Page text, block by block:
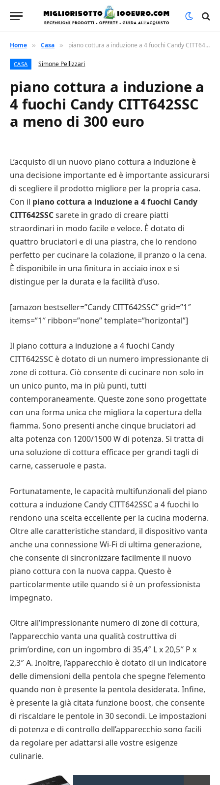
Home » Casa » piano cottura a induzione a 4 fuochi Candy CITT642SSC a meno di 300 euro
CASA Simone Pellizzari
piano cottura a induzione a
4 fuochi Candy CITT642SSC
a meno di 300 euro
L’acquisto di un nuovo piano cottura a induzione è
una decisione importante ed è importante assicurarsi
di scegliere il prodotto migliore per la propria casa.
Con il piano cottura a induzione a 4 fuochi Candy
CITT642SSCsarete in grado di creare piatti
straordinari in modo facile e veloce. È dotato di
quattro bruciatori e di una piastra, che lo rendono
perfetto per cucinare la colazione, il pranzo o la cena.
È disponibile in una finitura in acciaio inox e si
distingue per la durata e la facilità d’uso.
[amazon bestseller=”Candy CITT642SSC” grid=”1″
items=”1″ ribbon=”none” template=”horizontal”]
Il piano cottura a induzione a 4 fuochi Candy
CITT642SSC è dotato di un numero impressionante di
zone di cottura. Ciò consente di cucinare non solo in
un unico punto, ma in più punti, tutti
contemporaneamente. Queste zone sono progettate
con una forma unica che migliora la copertura della
fiamma. Sono presenti anche cinque bruciatori ad
alta potenza con 1200/1500 W di potenza. Si tratta di
una soluzione di cottura efficace per grandi tagli di
carne, casseruole e pasta.
Fortunatamente, le capacità multifunzionali del piano
cottura a induzione Candy CITT642SSC a 4 fuochi lo
rendono una scelta eccellente per la cucina moderna.
Oltre alle caratteristiche standard, il dispositivo vanta
anche una connessione Wi-Fi di ultima generazione,
che consente di sincronizzare facilmente il nuovo
piano cottura con la nuova cappa. Questo è
particolarmente utile quando si è un professionista
impegnato.
Oltre all’impressionante numero di zone di cottura,
l’apparecchio vanta una qualità costruttiva di
prim’ordine, con un ingombro di 35,4″ L x 20,5″ P x
2,3″ A. Inoltre, l’apparecchio è dotato di un indicatore
delle dimensioni della pentola che spegne l’elemento
quando non è presente la pentola desiderata. Infine,
è presente la già citata funzione boost, che consente
di riscaldare le pentole in 30 secondi. Le impostazioni
di potenza e di controllo dell’apparecchio sono facili
da regolare per adattarsi alle vostre esigenze
culinarie.